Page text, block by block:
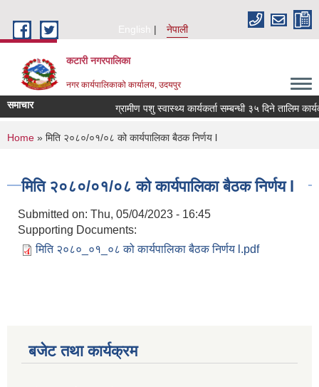
English
नेपाली
कटारी नगरपालिका
नगर कार्यपालिकाको कार्यालय, उदयपुर
समाचार ग्रामीण पशु स्वास्थ्य कार्यकर्ता सम्बन्धी ३५ दिने तालिम
You are here
Home » मिति २०८०/०१/०८ को कार्यपालिका बैठक निर्णय l
मिति २०८०/०१/०८ को कार्यपालिका बैठक निर्णय l
Submitted on: Thu, 05/04/2023 - 16:45
Supporting Documents:
मिति २०८०_०१_०८ को कार्यपालिका बैठक निर्णय l.pdf
बजेट तथा कार्यक्रम